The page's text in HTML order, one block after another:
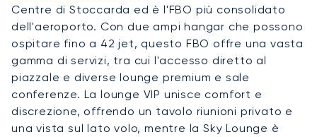
Centre di Stoccarda ed è l'FBO più consolidato
dell'aeroporto. Con due ampi hangar che possono
ospitare fino a 42 jet, questo FBO offre una vasta
gamma di servizi, tra cui l'accesso diretto al
piazzale e diverse lounge premium e sale
conferenze. La lounge VIP unisce comfort e
discrezione, offrendo un tavolo riunioni privato e
una vista sul lato volo, mentre la Sky Lounge è